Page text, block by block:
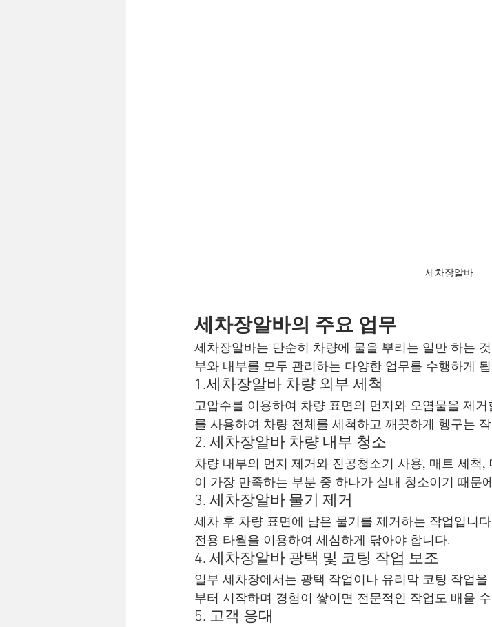
세차장알바
세차장알바의 주요 업무
세차장알바는 단순히 차량에 물을 뿌리는 일만 하는
부와 내부를 모두 관리하는 다양한 업무를 수행하게
1.세차장알바 차량 외부 세척
고압수를 이용하여 차량 표면의 먼지와 오염물을 제
를 사용하여 차량 전체를 세척하고 깨끗하게 헹구는
2. 세차장알바 차량 내부 청소
차량 내부의 먼지 제거와 진공청소기 사용, 매트 세척
이 가장 만족하는 부분 중 하나가 실내 청소이기 때문
3. 세차장알바 물기 제거
세차 후 차량 표면에 남은 물기를 제거하는 작업입니
전용 타월을 이용하여 세심하게 닦아야 합니다.
4. 세차장알바 광택 및 코팅 작업 보조
일부 세차장에서는 광택 작업이나 유리막 코팅 작업
부터 시작하며 경험이 쌓이면 전문적인 작업도 배울
5. 고객 응대